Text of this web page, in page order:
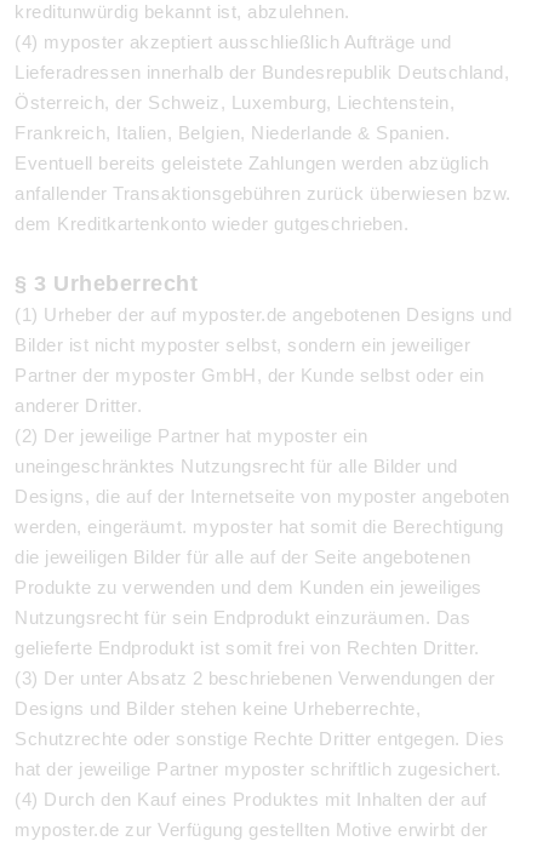
kreditunwürdig bekannt ist, abzulehnen.
(4) myposter akzeptiert ausschließlich Aufträge und
Lieferadressen innerhalb der Bundesrepublik Deutschland,
Österreich, der Schweiz, Luxemburg, Liechtenstein,
Frankreich, Italien, Belgien, Niederlande & Spanien.
Eventuell bereits geleistete Zahlungen werden abzüglich
anfallender Transaktionsgebühren zurück überwiesen bzw.
dem Kreditkartenkonto wieder gutgeschrieben.
§ 3 Urheberrecht
(1) Urheber der auf myposter.de angebotenen Designs und
Bilder ist nicht myposter selbst, sondern ein jeweiliger
Partner der myposter GmbH, der Kunde selbst oder ein
anderer Dritter.
(2) Der jeweilige Partner hat myposter ein
uneingeschränktes Nutzungsrecht für alle Bilder und
Designs, die auf der Internetseite von myposter angeboten
werden, eingeräumt. myposter hat somit die Berechtigung
die jeweiligen Bilder für alle auf der Seite angebotenen
Produkte zu verwenden und dem Kunden ein jeweiliges
Nutzungsrecht für sein Endprodukt einzuräumen. Das
gelieferte Endprodukt ist somit frei von Rechten Dritter.
(3) Der unter Absatz 2 beschriebenen Verwendungen der
Designs und Bilder stehen keine Urheberrechte,
Schutzrechte oder sonstige Rechte Dritter entgegen. Dies
hat der jeweilige Partner myposter schriftlich zugesichert.
(4) Durch den Kauf eines Produktes mit Inhalten der auf
myposter.de zur Verfügung gestellten Motive erwirbt der